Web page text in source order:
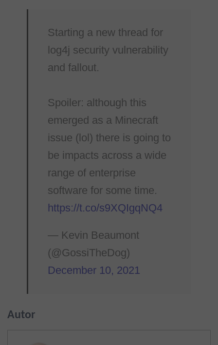
Starting a new thread for
log4j security vulnerability
and fallout.
Spoiler: although this
emerged as a Minecraft
issue (lol) there is going to
be impacts across a wide
range of enterprise
software for some time.
https://t.co/s9XQIgqNQ4
— Kevin Beaumont
(@GossiTheDog)
December 10, 2021
Autor